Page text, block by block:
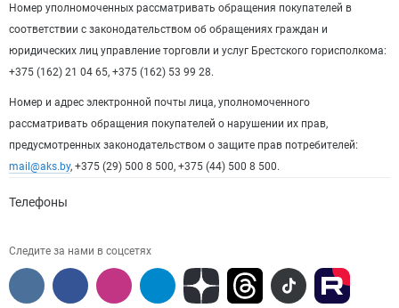
Номер уполномоченных рассматривать обращения покупателей в
соответствии с законодательством об обращениях граждан и
юридических лиц управление торговли и услуг Брестского горисполкома:
+375 (162) 21 04 65, +375 (162) 53 99 28.
Номер и адрес электронной почты лица, уполномоченного
рассматривать обращения покупателей о нарушении их прав,
предусмотренных законодательством о защите прав потребителей:
mail@aks.by, +375 (29) 500 8 500, +375 (44) 500 8 500.
Телефоны
Следите за нами в соцсетях